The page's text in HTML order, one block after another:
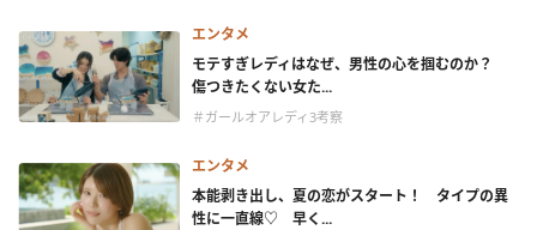
エンタメ
モテすぎレディはなぜ、男性の心を掴むのか？
傷つきたくない女た...
＃ガールオアレディ3考察
エンタメ
本能剥き出し、夏の恋がスタート！ タイプの異
性に一直線♡ 早く...